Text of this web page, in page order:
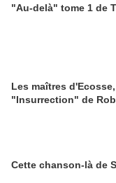
"Au-delà" tome 1 de
Les maîtres
"Insurrection" de
Cette chanson-là de